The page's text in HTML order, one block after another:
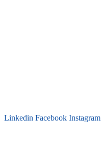
Linkedin Facebook Instagram